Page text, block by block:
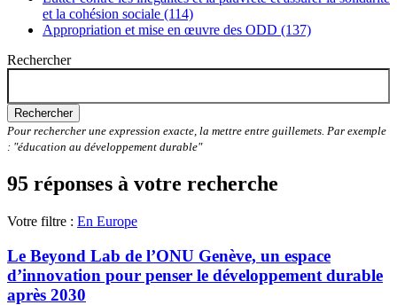
et la cohésion sociale (114)
Appropriation et mise en œuvre des ODD (137)
Rechercher
Rechercher
Pour rechercher une expression exacte, la mettre entre guillemets. Par exemple
: "éducation au développement durable"
95 réponses à votre recherche
Votre filtre : En Europe
Le Beyond Lab de l’ONU Genève, un espace
d’innovation pour penser le développement durable
après 2030